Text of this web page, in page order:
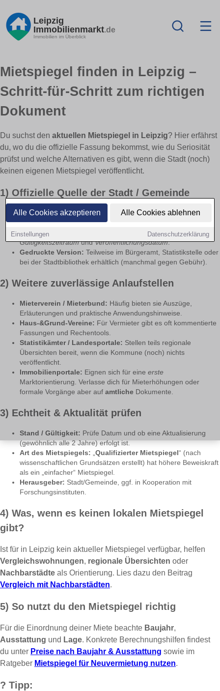
Alle Cookies akzeptieren Alle Cookies ablehnen
Einstellungen Datenschutzerklärung
Leipzig
Immobilienmarkt.de
Immobilien im Überblick
Mietspiegel finden in Leipzig –
Schritt-für-Schritt zum richtigen
Dokument
Du suchst den aktuellen Mietspiegel in Leipzig? Hier erfährst
du, wo du die offizielle Fassung bekommst, wie du Seriosität
prüfst und welche Alternativen es gibt, wenn die Stadt (noch)
keinen eigenen Mietspiegel veröffentlicht.
1) Offizielle Quelle der Stadt / Gemeinde
Stadt-/Gemeinde-Website:
Häufig unter „Wohnen“, „Bauen &
Wohnen“, „Statistik“ oder „Rathaus & Service“ zu finden.
Download als PDF:
Dokumenttitel,
GültigkeitszeitraumundVeröffentlichungsdatum.
Gedruckte Version: Teilweise im Bürgeramt, Statistikstelle oder
bei der Stadtbibliothek erhältlich (manchmal gegen Gebühr).
2) Weitere zuverlässige Anlaufstellen
Mieterverein / Mieterbund: Häufig bieten sie Auszüge,
Erläuterungen und praktische Anwendungshinweise.
Haus-&Grund-Vereine: Für Vermieter gibt es oft kommentierte
Fassungen und Rechentools.
Statistikämter / Landesportale: Stellen teils regionale
Übersichten bereit, wenn die Kommune (noch) nichts
veröffentlicht.
Immobilienportale: Eignen sich für eine erste
Marktorientierung. Verlasse dich für Mieterhöhungen oder
formale Vorgänge aber auf amtliche Dokumente.
3) Echtheit & Aktualität prüfen
Stand / Gültigkeit: Prüfe Datum und ob eine Aktualisierung
(gewöhnlich alle 2 Jahre) erfolgt ist.
Art des Mietspiegels:
Qualifizierter Mietspiegel “ (nach
wissenschaftlichen Grundsätzen erstellt) hat höhere Beweiskraft
als ein „einfacher“ Mietspiegel.
Herausgeber: Stadt/Gemeinde, ggf. in Kooperation mit
Forschungsinstituten.
4) Was, wenn es keinen lokalen Mietspiegel
gibt?
Ist für in Leipzig kein aktueller Mietspiegel verfügbar, helfen
Vergleichswohnungen, regionale Übersichten oder
Nachbarstädte als Orientierung. Lies dazu den Beitrag
Vergleich mit Nachbarstädten.
5) So nutzt du den Mietspiegel richtig
Für die Einordnung deiner Miete beachte Baujahr,
Ausstattung und Lage. Konkrete Berechnungshilfen findest
du unter Preise nach Baujahr & Ausstattung sowie im
Ratgeber Mietspiegel für Neuvermietung nutzen.
? Tipp: